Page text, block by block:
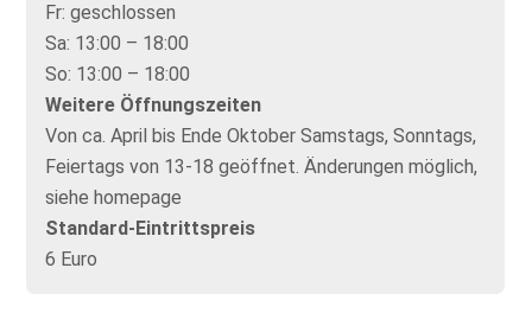
Fr: geschlossen
Sa: 13:00 – 18:00
So: 13:00 – 18:00
Weitere Öffnungszeiten
Von ca. April bis Ende Oktober Samstags, Sonntags,
Feiertags von 13-18 geöffnet. Änderungen möglich,
siehe homepage
Standard-Eintrittspreis
6 Euro